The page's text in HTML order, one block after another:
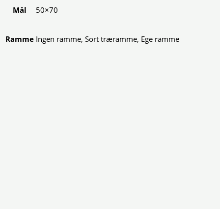
Mål 50×70
Ramme Ingen ramme, Sort træramme, Ege ramme